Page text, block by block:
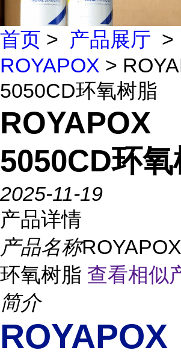
首页 > 产品展厅 >
ROYAPOX >
5050CD环氧树脂
ROYAPOX
5050CD环
2025-11-19
产品详情
产品名称
环氧树脂 查看相似
简介
ROYAPOX